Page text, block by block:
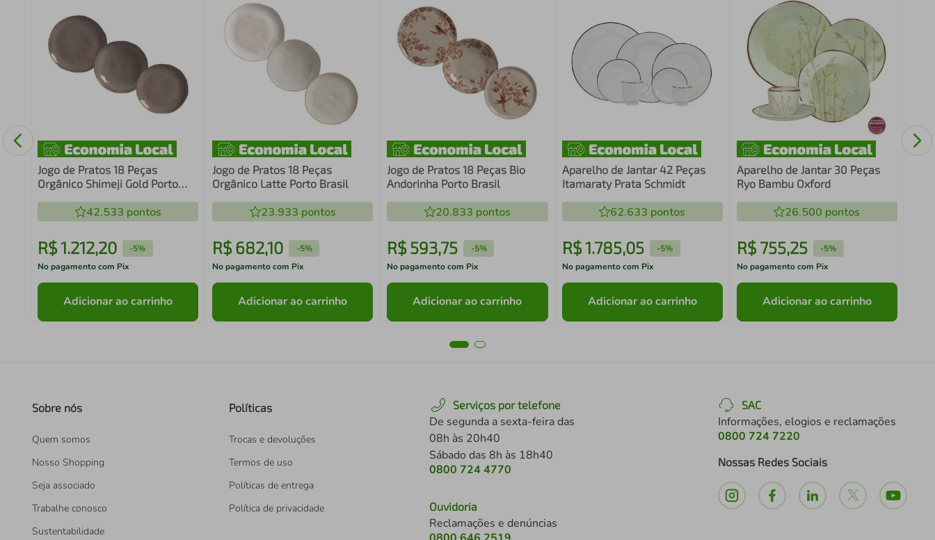
Jogo de Pratos 18 Peças
Orgânico Shimeji Gold Porto
42.533 pontos
R$1.212,20 -5%
No pagamento com Pix
Adicionar ao carrinho
Jogo de Pratos 18 Peças
Orgânico Latte Porto Brasil
23.933 pontos
R$ 682,10 -5%
No pagamento com Pix
Adicionar ao carrinho
Jogo de Pratos 18 Peças Bio
Andorinha Porto Brasil
20.833 pontos
R$593,75 -5%
No pagamento com Pix
Adicionar ao carrinho
Aparelho de Jantar 42 Peças
Itamaraty Prata Schmidt
62.633 pontos
R$1.785,05 -5%
No pagamento com Pix
Adicionar ao carrinho
Aparelho de Jantar 30 Peças
Ryo Bambu Oxford
26.500 pontos
R$ 755,25 -5%
No pagamento com Pix
Adicionar ao carrinho
Sobre nós
Quem somos
Nosso Shopping
Seja associado
Trabalhe conosco
Sustentabilidade
Políticas
Trocas e devoluções
Termos de uso
Políticas de entrega
Política de privacidade
Serviços por telefone
De segunda a sexta-feira das
08h às 20h40
Sábado das 8h às 18h40
0800 724 4770
Ouvidoria
Reclamações e denúncias
SAC
Informações, elogios e reclamações
0800 724 7220
Nossas Redes Sociais